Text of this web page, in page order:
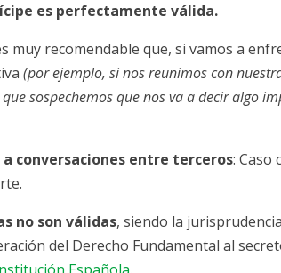
es perfectamente válida.
muy recomendable que, si vamos a
(por ejemplo, si nos reunimos con
sospechemos que nos va a decir algo
a conversaciones entre terceros: Caso
no son válidas, siendo la
del Derecho Fundamental al